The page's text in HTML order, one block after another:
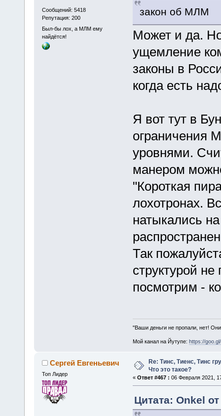
Сообщений: 5418
Репутация: 200
Был-бы лох, а МЛМ ему
найдётся!
закон об МЛМ
Может и да. Но
ущемление
законы в
когда есть
Я вот тут в
ограничения
уровнями.
манером
"Короткая
лохотронах.
натыкались
Так
структурой
посмотрим -
"Ваши деньги не пропали, нет!
Мой канал на Йутупе: https://
Сергей Евгеньевич
Топ Лидер
Re: Тинс, Тиенс, Тинс
Что это такое?
« Ответ #467 : 06 Февраля 2021,
Цитата: Onkel